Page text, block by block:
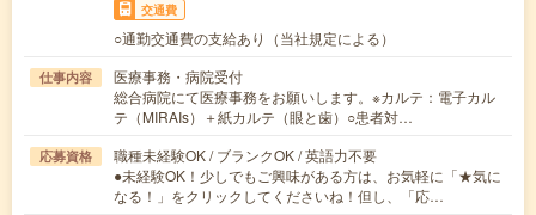
交通費
○通勤交通費の支給あり（当社規定による）
仕事内容
医療事務・病院受付
総合病院にて医療事務をお願いします。※カルテ：電子カル
テ（MIRAIs）＋紙カルテ（眼と歯）○患者対…
応募資格
職種未経験OK / ブランクOK / 英語力不要
●未経験OK！少しでもご興味がある方は、お気軽に「★気に
なる！」をクリックしてくださいね！但し、「応…